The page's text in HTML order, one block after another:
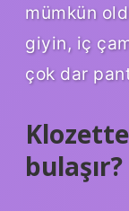
mümkün
giyin, iç
çok dar
bulaşır?